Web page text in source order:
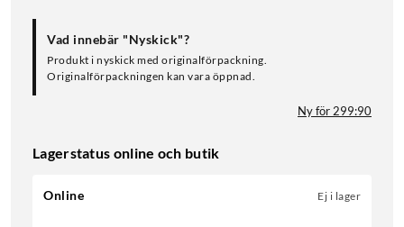
Vad innebär "Nyskick"?
Produkt i nyskick med originalförpackning.
Originalförpackningen kan vara öppnad.
Ny för 299:90
Lagerstatus online och butik
Online Ej i lager